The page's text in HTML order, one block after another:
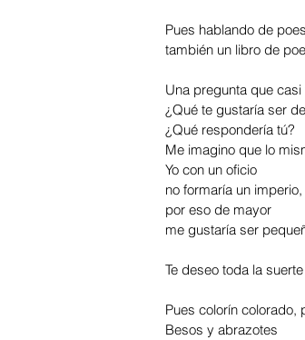
Pues hablando de
también un libro de
Una pregunta que
¿Qué te gustaría ser
¿Qué respondería tú?
Me imagino que lo
Yo con un oficio
no formaría un imperio,
por eso de mayor
me gustaría ser
Te deseo toda la
Pues colorín colorado,
Besos y abrazotes